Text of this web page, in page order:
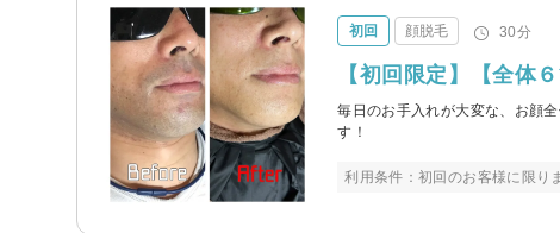
初回 顔脱毛 30分
【初回限定】【全体
毎日のお手入れが大変な、お顔
す！
利用条件：初回のお客様に限り